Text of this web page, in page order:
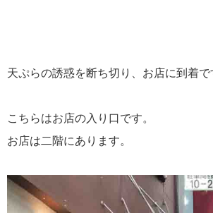
天ぷらの誘惑を断ち切り、お店に到着で
こちらはお店の入り口です。
お店は二階にあります。